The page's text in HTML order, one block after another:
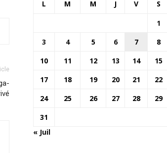
L M M J V S
1
3
4 5 6 7 8
10
11 12 13 14 15
17
18 19 20 21 22
24
25 26 27 28 29
31
« Juil